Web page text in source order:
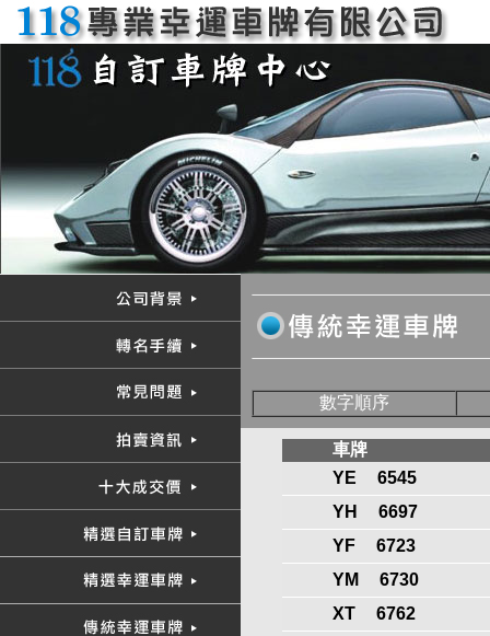
數字順序
車牌
YE
6545
YH
6697
YF
6723
YM
6730
XT
6762